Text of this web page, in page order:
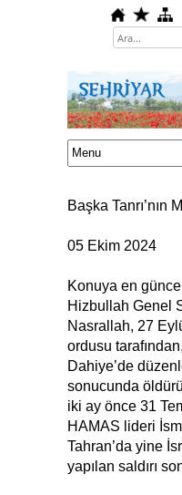
Başka Tanrı’nın
05 Ekim 2024
Konuya en
Hizbullah Genel
Nasrallah, 27
ordusu
Dahiye’de
sonucunda
iki ay önce 31
HAMAS lideri
Tahran’da yine
yapılan saldırı